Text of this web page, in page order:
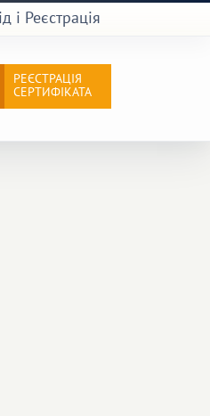
і Реєстрація
РЕЄСТРАЦІЯ
СЕРТИФІКАТА